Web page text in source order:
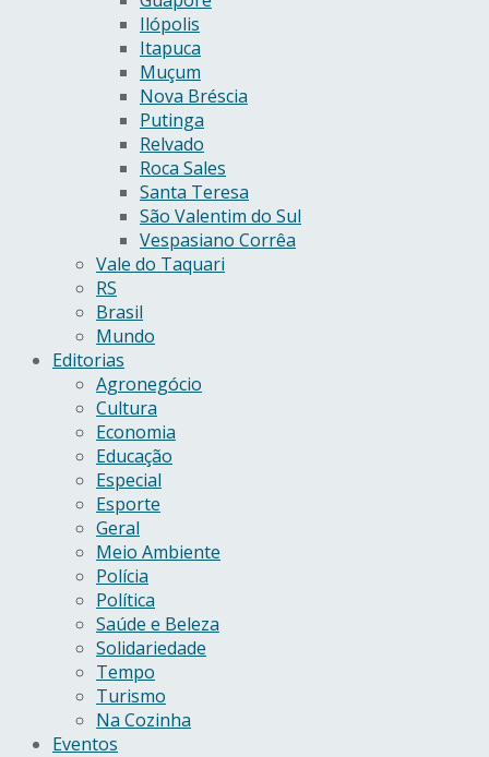
Ilópolis
Itapuca
Muçum
Nova Bréscia
Putinga
Relvado
Roca Sales
Santa Teresa
São Valentim do Sul
Vespasiano Corrêa
Vale do Taquari
RS
Brasil
Mundo
Editorias
Agronegócio
Cultura
Economia
Educação
Especial
Esporte
Geral
Meio Ambiente
Polícia
Política
Saúde e Beleza
Solidariedade
Tempo
Turismo
Na Cozinha
Eventos